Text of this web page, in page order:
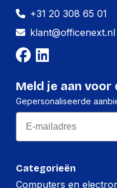
Categorieën
Computers en
+31 20 308 65 01
klant@officenext.nl
Meld je aan
Gepersonaliseerde
Email